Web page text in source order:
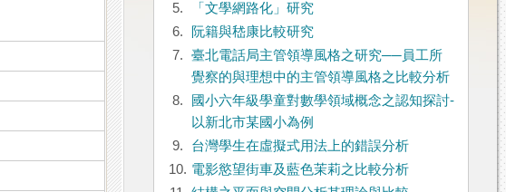
5.
「文學網路化」研究
6.
阮籍與嵇康比較研究
7.
臺北電話局主管領導風格之研究──員工所
覺察的與理想中的主管領導風格之比較分析
8.
國小六年級學童對數學領域概念之認知探討-
以新北市某國小為例
9.
台灣學生在虛擬式用法上的錯誤分析
10. 電影慾望街車及藍色茉莉之比較分析